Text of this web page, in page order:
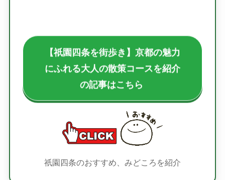
【祇園四条を街歩き】京都の魅力
にふれる大人の散策コースを紹介
の記事はこちら
祇園四条のおすすめ、みどころを紹介